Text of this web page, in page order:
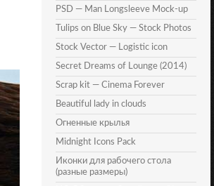
PSD — Man Longsleeve Mock-up
Tulips on Blue Sky — Stock Photos
Stock Vector — Logistic icon
Secret Dreams of Lounge (2014)
Scrap kit — Cinema Forever
Beautiful lady in clouds
Огненные крылья
Midnight Icons Pack
Иконки для рабочего стола
(разные размеры)